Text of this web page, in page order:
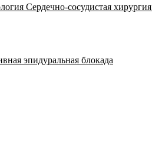
Сердечно-сосудистая хирургия
эпидуральная блокада